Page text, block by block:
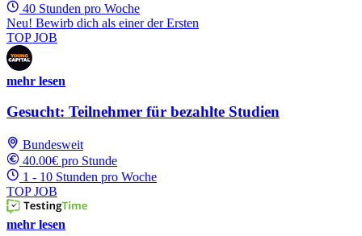
40 Stunden pro Woche
Neu! Bewirb dich als einer der Ersten
TOP JOB
mehr lesen
Gesucht: Teilnehmer für bezahlte Studien
Bundesweit
40.00€ pro Stunde
1 - 10 Stunden pro Woche
TOP JOB
mehr lesen